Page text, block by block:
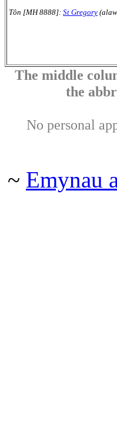
Tôn [MH 8888]: St Gregory
The middle
the
No personal
~ Emynau